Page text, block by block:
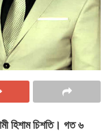
হিশাম চিশতি। গত ৬